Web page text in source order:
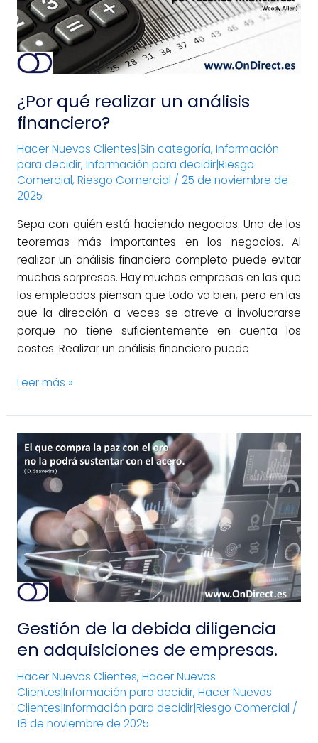
¿Por qué realizar un análisis
financiero?
Hacer Nuevos Clientes|Sin categoría, Información
para decidir, Información para decidir|Riesgo
Comercial, Riesgo Comercial / 25 de noviembre de
2025
Sepa con quién está haciendo negocios. Uno de los
teoremas más importantes en los negocios. Al
realizar un análisis financiero completo puede evitar
muchas sorpresas. Hay muchas empresas en las que
los empleados piensan que todo va bien, pero en las
que la dirección a veces se atreve a involucrarse
porque no tiene suficientemente en cuenta los
costes. Realizar un análisis financiero puede
financiero?
Leer más »
Gestión de la debida diligencia
en adquisiciones de empresas.
Hacer Nuevos Clientes, Hacer Nuevos
Clientes|Información para decidir, Hacer Nuevos
Clientes|Información para decidir|Riesgo Comercial /
18 de noviembre de 2025
Gestión
de
la
debida
diligencia
en
adquisiciones
de
empresas.